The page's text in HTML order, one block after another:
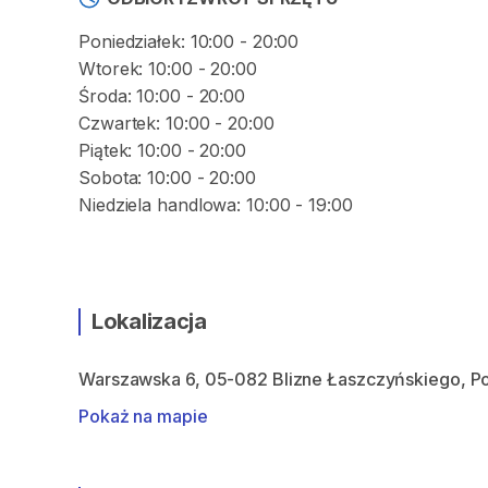
Poniedziałek: 10:00 - 20:00
Wtorek: 10:00 - 20:00
Środa: 10:00 - 20:00
Czwartek: 10:00 - 20:00
Piątek: 10:00 - 20:00
Sobota: 10:00 - 20:00
Niedziela handlowa: 10:00 - 19:00
Lokalizacja
Warszawska 6, 05-082 Blizne Łaszczyńskiego,
Pokaż na mapie